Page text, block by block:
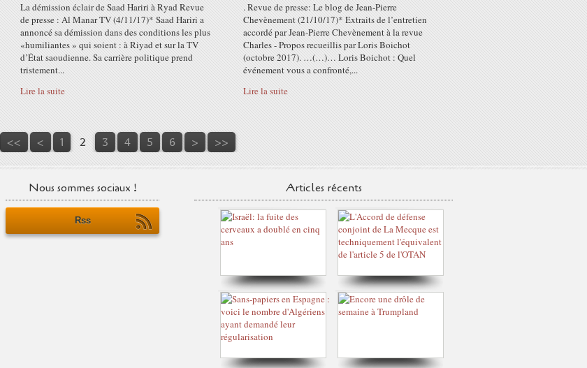
La démission éclair de Saad Hariri à Ryad Revue
de presse : Al Manar TV (4/11/17)* Saad Hariri a
annoncé sa démission dans des conditions les plus
«humiliantes » qui soient : à Riyad et sur la TV
d’État saoudienne. Sa carrière politique prend
tristement...
Lire la suite
. Revue de presse: Le blog de Jean-Pierre
Chevènement (21/10/17)* Extraits de l’entretien
accordé par Jean-Pierre Chevènement à la revue
Charles - Propos recueillis par Loris Boichot
(octobre 2017). …(…)… Loris Boichot : Quel
événement vous a confronté,...
Lire la suite
<< < 1 2 3 4 5 6 > >>
Nous sommes sociaux !
Rss
Articles récents